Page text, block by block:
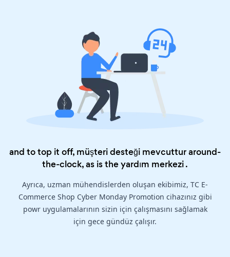
and to top it off, müşteri desteği mevcuttur around-
the-clock, as is theyardım merkezi.
Ayrıca, uzman mühendislerden oluşan ekibimiz, TC E-
Commerce Shop Cyber Monday Promotion cihazınız gibi
powr uygulamalarının sizin için çalışmasını sağlamak
için gece gündüz çalışır.